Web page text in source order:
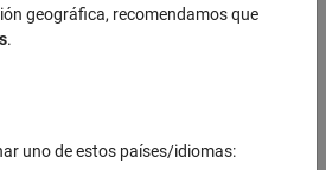
geográfica, recomendamos que
.
uno de estos países/idiomas: